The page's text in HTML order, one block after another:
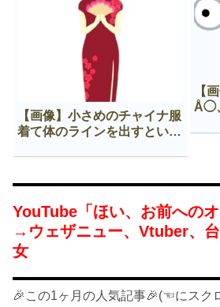
【画像】小さめのチャイナ服
着て体のラインを出すという
【
Å◯
YouTube「ほい、お前へのオ
→ウェザニュー、Vtuber、
女
🎉この1ヶ月の人気記事🎉(☜にスク